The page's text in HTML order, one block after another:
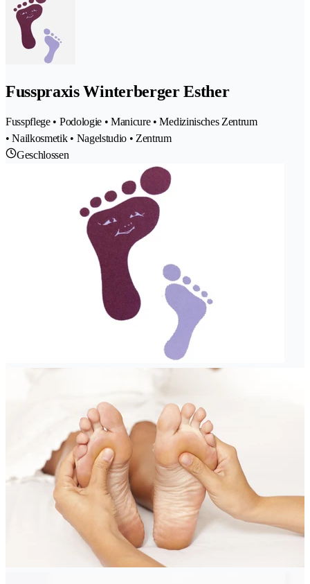
Fusspraxis Winterberger Esther
Fusspflege • Podologie • Manicure • Medizinisches Zentrum
• Nailkosmetik • Nagelstudio • Zentrum
Geschlossen